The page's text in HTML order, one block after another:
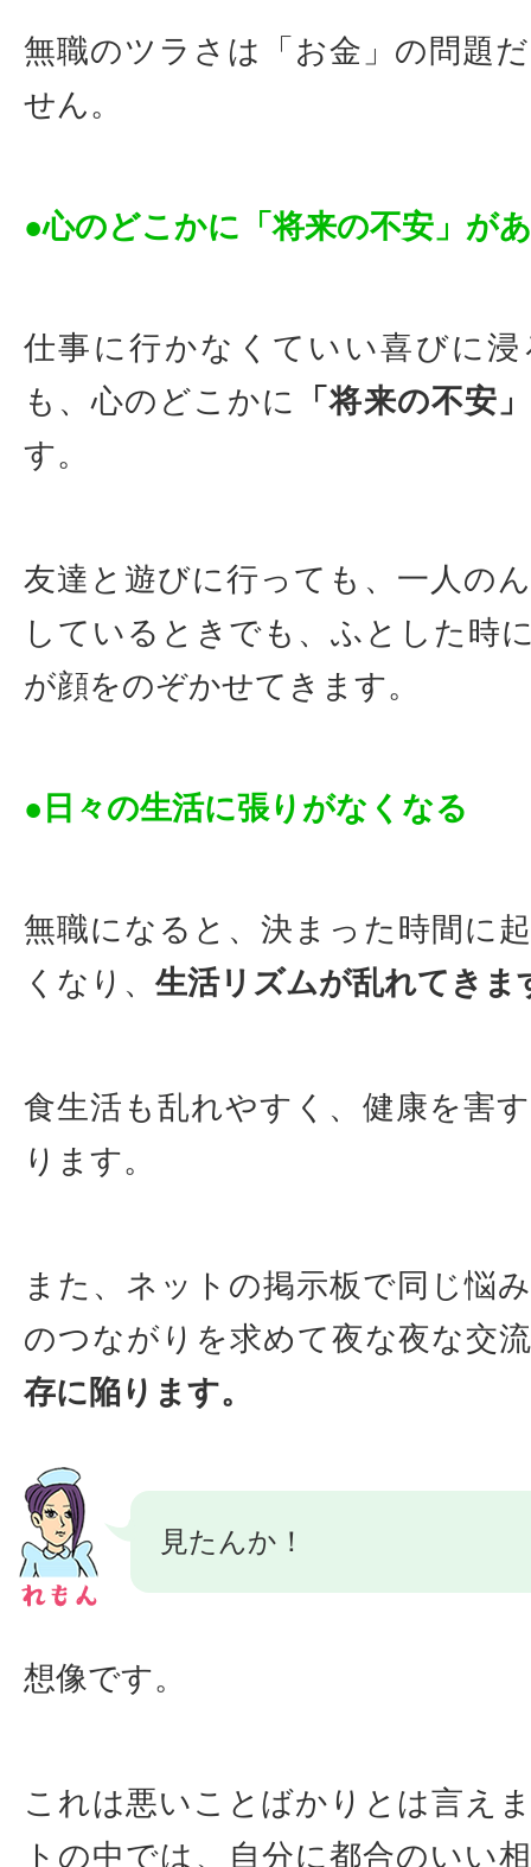
無職のツラさは「お金」の問題
せん。
●心のどこかに「将来の不安」が
仕事に行かなくていい喜びに
も、心のどこかに
「将来の不安」
す。
友達と遊びに行っても、一人の
しているときでも、ふとした時
が顔をのぞかせてきます。
●日々の生活に張りがなくなる
無職になると、決まった時間に
くなり、 生活リズムが乱れてきま
食生活も乱れやすく、健康を害
ります。
また、ネットの掲示板で同じ悩
のつながりを求めて夜な夜な交
存に陥ります。
見たんか！
想像です。
これは悪いことばかりとは言え
トの中では、自分に都合のいい